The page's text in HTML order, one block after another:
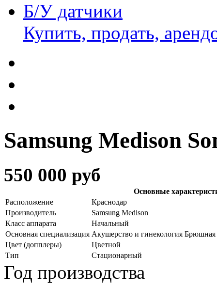
Б/У датчики
Купить, продать,
Samsung Medison
550 000 руб
Основные
Расположение
Краснодар
Производитель
Samsung Medison
Класс аппарата
Начальный
Основная специализация Акушерство и гинекология
Цвет (допплеры)
Цветной
Тип
Стационарный
Год производства